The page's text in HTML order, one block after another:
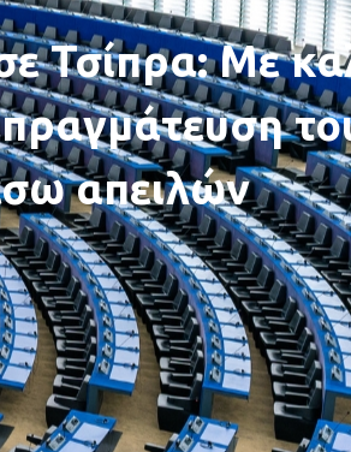
Τσίπρα: Με
απειλών